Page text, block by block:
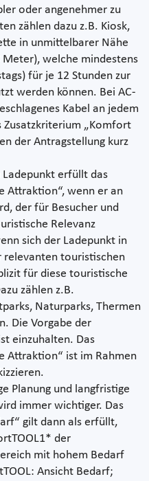
oder angenehmer zu
zählen dazu z.B. Kiosk,
in unmittelbarer Nähe
welche mindestens
für je 12 Stunden zur
werden können. Bei AC-
Kabel an jedem
„Komfort
der Antragstellung kurz
Ladepunkt erfüllt das
Attraktion“, wenn er an
der für Besucher und
Relevanz
sich der Ladepunkt in
relevanten touristischen
für diese touristische
zählen z.B.
Naturparks, Thermen
Die Vorgabe der
einzuhalten. Das
Attraktion“ ist im Rahmen
Planung und langfristige
immer wichtiger. Das
gilt dann als erfüllt,
der
mit hohem Bedarf
Ansicht Bedarf;